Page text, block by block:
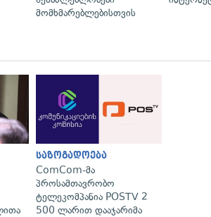
მომხმარებლებისთვის
საზოგადოება
ComCom-მა
პროსამთავრობო
ტელეკომპანია POSTV 2
500 ლარით დააჯარიმა